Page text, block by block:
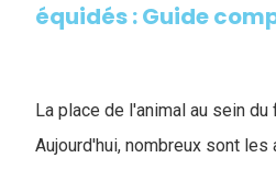
équidés : Guide
La place de l'animal au sein du
Aujourd'hui, nombreux sont les